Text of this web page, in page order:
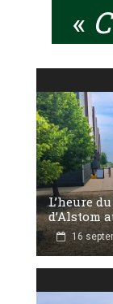
«
L’heure
d’Alstom
16